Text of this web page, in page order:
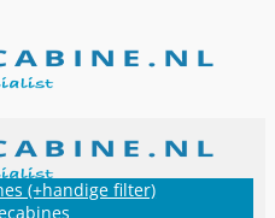
(+handige filter)